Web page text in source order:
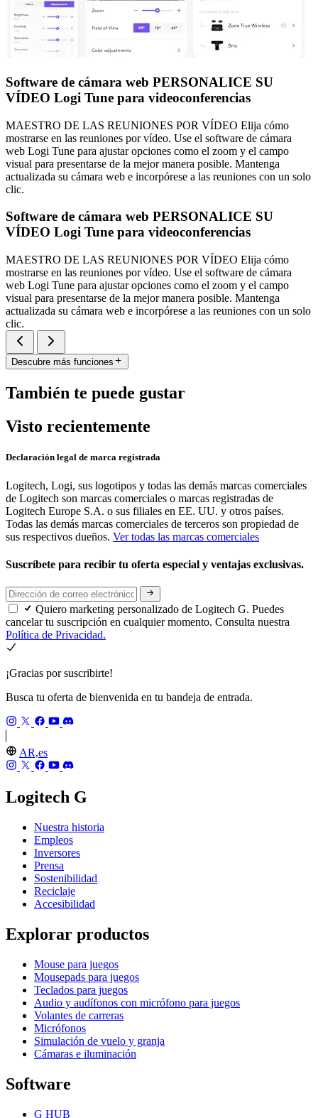
Software de cámara web PERSONALICE SU
VÍDEO Logi Tune para videoconferencias
MAESTRO DE LAS REUNIONES POR VÍDEO Elija cómo
mostrarse en las reuniones por vídeo. Use el software de cámara
web Logi Tune para ajustar opciones como el zoom y el campo
visual para presentarse de la mejor manera posible. Mantenga
actualizada su cámara web e incorpórese a las reuniones con un solo
clic.
Software de cámara web PERSONALICE SU
VÍDEO Logi Tune para videoconferencias
MAESTRO DE LAS REUNIONES POR VÍDEO Elija cómo
mostrarse en las reuniones por vídeo. Use el software de cámara
web Logi Tune para ajustar opciones como el zoom y el campo
visual para presentarse de la mejor manera posible. Mantenga
actualizada su cámara web e incorpórese a las reuniones con un solo
clic.
Descubre más funciones
También te puede gustar
Visto recientemente
Declaración legal de marca registrada
Logitech, Logi, sus logotipos y todas las demás marcas comerciales
de Logitech son marcas comerciales o marcas registradas de
Logitech Europe S.A. o sus filiales en EE. UU. y otros países.
Todas las demás marcas comerciales de terceros son propiedad de
sus respectivos dueños. Ver todas las marcas comerciales
Suscríbete para recibir tu oferta especial y ventajas exclusivas.
Quiero marketing personalizado de Logitech G. Puedes
cancelar tu suscripción en cualquier momento. Consulta nuestra
Política de Privacidad.
¡Gracias por suscribirte!
Busca tu oferta de bienvenida en tu bandeja de entrada.
AR,es
Logitech G
Nuestra historia
Empleos
Inversores
Prensa
Sostenibilidad
Reciclaje
Accesibilidad
Explorar productos
Mouse para juegos
Mousepads para juegos
Teclados para juegos
Audio y audífonos con micrófono para juegos
Volantes de carreras
Micrófonos
Simulación de vuelo y granja
Cámaras e iluminación
Software
G HUB